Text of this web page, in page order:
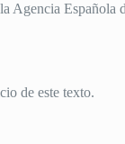
Agencia Española
de este texto.